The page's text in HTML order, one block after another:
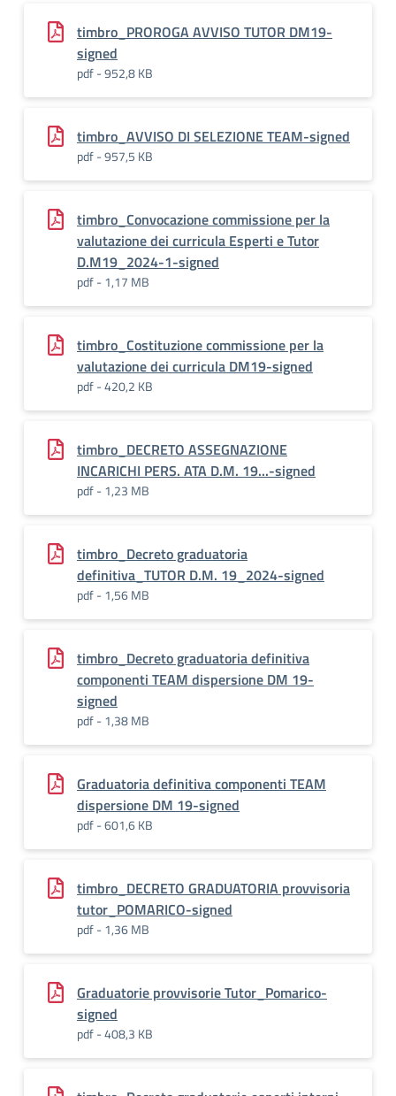
timbro_PROROGA AVVISO TUTOR DM19-
signed
pdf - 952,8 KB
timbro_AVVISO DI SELEZIONE TEAM-signed
pdf - 957,5 KB
timbro_Convocazione commissione per la
valutazione dei curricula Esperti e Tutor
D.M19_2024-1-signed
pdf - 1,17 MB
timbro_Costituzione commissione per la
valutazione dei curricula DM19-signed
pdf - 420,2 KB
timbro_DECRETO ASSEGNAZIONE
INCARICHI PERS. ATA D.M. 19...-signed
pdf - 1,23 MB
timbro_Decreto graduatoria
definitiva_TUTOR D.M. 19_2024-signed
pdf - 1,56 MB
timbro_Decreto graduatoria definitiva
componenti TEAM dispersione DM 19-
signed
pdf - 1,38 MB
Graduatoria definitiva componenti TEAM
dispersione DM 19-signed
pdf - 601,6 KB
timbro_DECRETO GRADUATORIA provvisoria
tutor_POMARICO-signed
pdf - 1,36 MB
Graduatorie provvisorie Tutor_Pomarico-
signed
pdf - 408,3 KB